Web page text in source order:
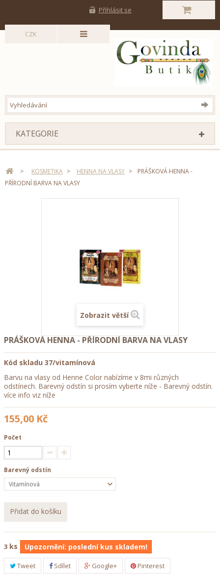
Přihlásit se
CZK
KATEGORIE
> KOSMETIKA > HENNA NA VLASY >
PRÁŠKOVÁ HENNA -
PŘÍRODNÍ BARVA NA VLASY
Zobrazit větší
PRÁŠKOVÁ HENNA - PŘÍRODNÍ BARVA NA VLASY
Kód skladu 37/vitamínová
Barvu na vlasy od Henne Color nabízíme v 8mi různých
odstínech. Barevný odstín si prosím vyberte níže - Barevný odstín.
více info viz níže
155,00 Kč
Počet
Barevný odstín
Vitamínová
Přidat do košíku
3 ks Upozornění: poslední kus skladem!
Tweet Sdílet Google+ Pinterest